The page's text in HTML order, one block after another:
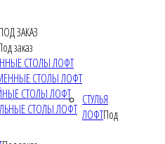
ЗАКАЗ
заказ
СТОЛЫ ЛОФТ
СТОЛЫ ЛОФТ
СТОЛЫ ЛОФТ
СТОЛЫ ЛОФТ
СТУЛЬЯ
ЛОФТПод